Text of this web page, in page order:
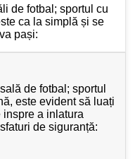
de fotbal; sportul cu
ca la simplă și se
pași:
de fotbal; sportul
este evident să luați
inspre a inlatura
de siguranță: